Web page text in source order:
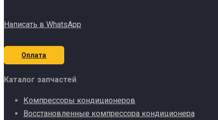
Написать в WhatsApp
Оплата
Каталог запчастей
Компрессоры кондиционеров
Восстановленные компрессора кондиционера